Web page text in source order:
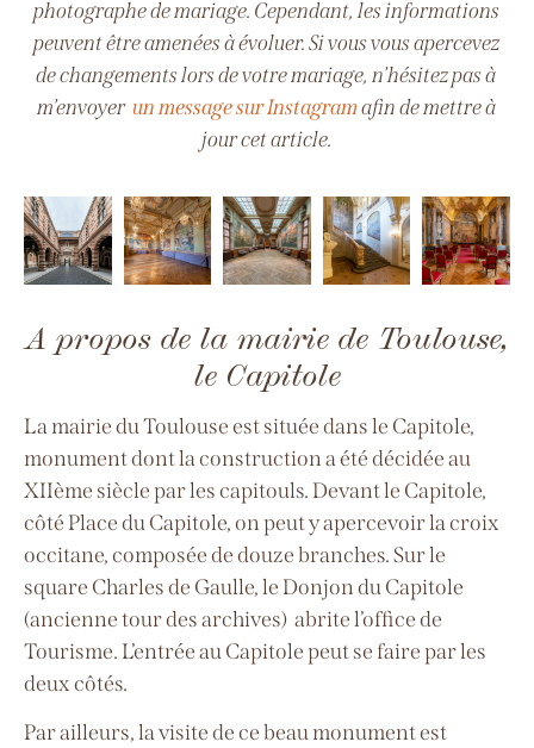
photographe de mariage. Cependant, les informations
peuvent être amenées à évoluer. Si vous vous apercevez
de changements lors de votre mariage, n’hésitez pas à
m’envoyer un message sur Instagramafin de mettre à
jour cet article.
A propos de la mairie de Toulouse,
le Capitole
La mairie du Toulouse est située dans le Capitole,
monument dont la construction a été décidée au
XIIème siècle par les capitouls. Devant le Capitole,
côté Place du Capitole, on peut y apercevoir la croix
occitane, composée de douze branches. Sur le
square Charles de Gaulle, le Donjon du Capitole
(ancienne tour des archives) abrite l’office de
Tourisme. L’entrée au Capitole peut se faire par les
deux côtés.
Par ailleurs, la visite de ce beau monument est